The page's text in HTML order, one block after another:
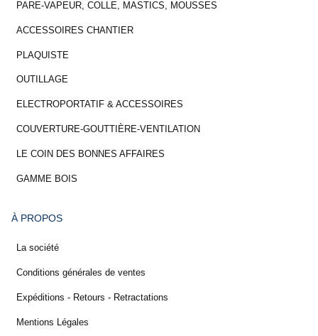
PARE-VAPEUR, COLLE, MASTICS, MOUSSES
ACCESSOIRES CHANTIER
PLAQUISTE
OUTILLAGE
ELECTROPORTATIF & ACCESSOIRES
COUVERTURE-GOUTTIÈRE-VENTILATION
LE COIN DES BONNES AFFAIRES
GAMME BOIS
À PROPOS
La société
Conditions générales de ventes
Expéditions - Retours - Retractations
Mentions Légales